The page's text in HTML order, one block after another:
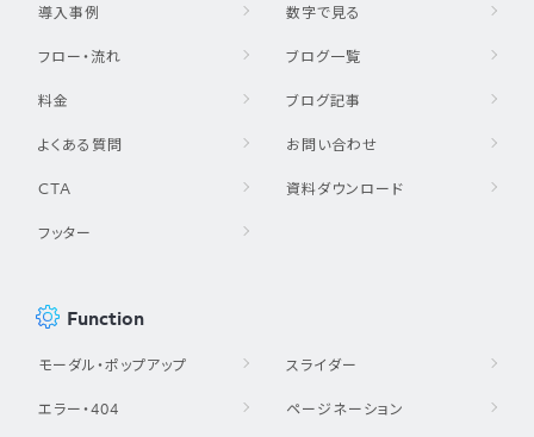
導入事例
フロー・流れ
料金
よくある質問
CTA
フッター
数字で見る
ブログ一覧
ブログ記事
お問い合わせ
資料ダウンロード
Function
モーダル・ポップアップ
エラー・404
スライダー
ページネーション